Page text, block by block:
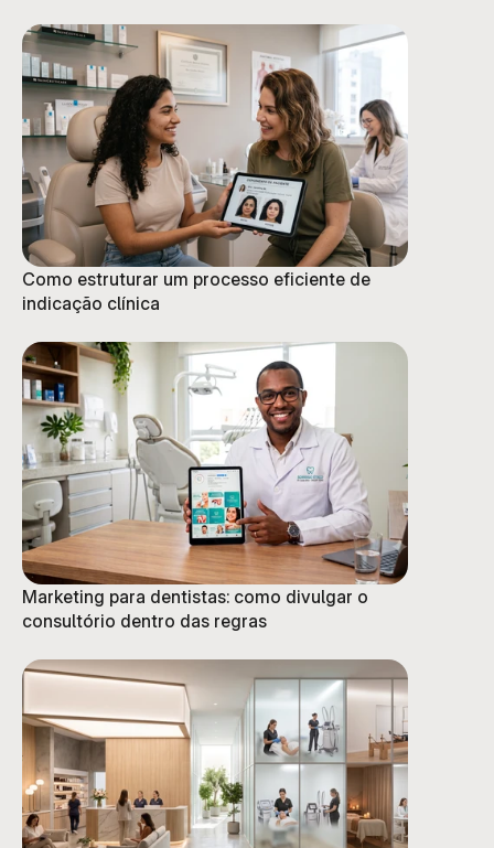
Como estruturar um processo eficiente de
indicação clínica
Marketing para dentistas: como divulgar o
consultório dentro das regras